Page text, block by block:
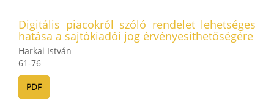
Digitális piacokról szóló rendelet lehetséges
hatása a sajtókiadói jog érvényesíthetőségére
Harkai István
61-76
PDF